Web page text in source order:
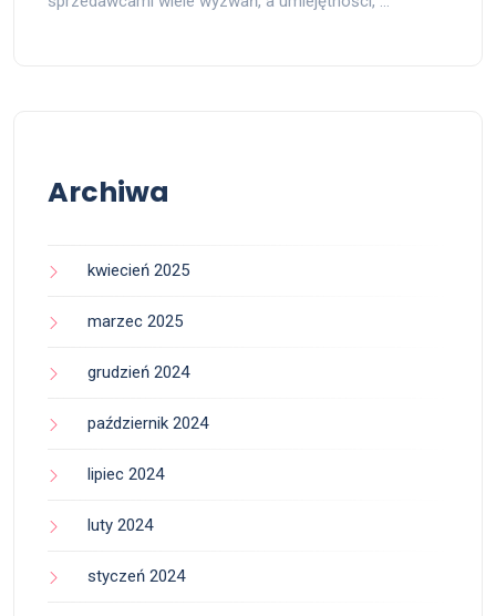
Archiwa
kwiecień 2025
marzec 2025
grudzień 2024
październik 2024
lipiec 2024
luty 2024
styczeń 2024